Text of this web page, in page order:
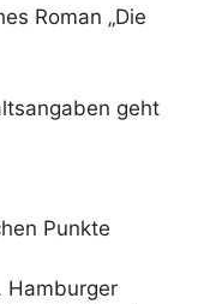
Roman „Die
geht
Punkte
Hamburger